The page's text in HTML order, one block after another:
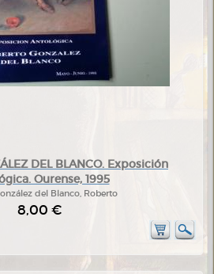
DEL BLANCO. Exposición
Ourense, 1995
del Blanco, Roberto
8,00 €